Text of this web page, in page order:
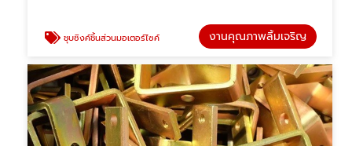
ชุบซิงค์ชิ้นส่วนมอเตอร์ไซค์ งานคุณภาพลิ้มเจริญ